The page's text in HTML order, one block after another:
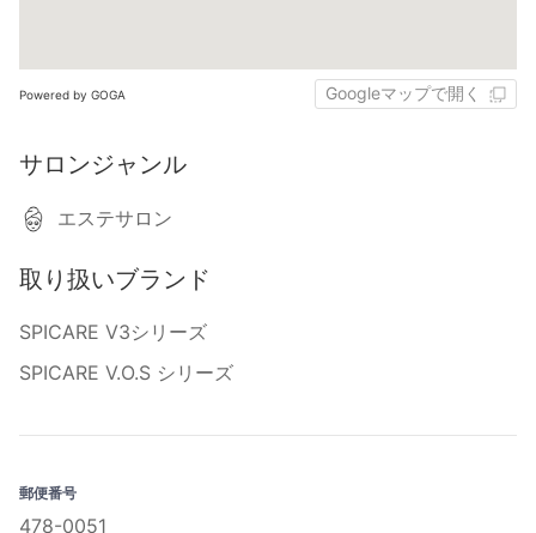
Powered by GOGA Googleマップで開く
サロンジャンル
エステサロン
取り扱いブランド
SPICARE V3シリーズ
SPICARE V.O.S シリーズ
郵便番号
478-0051